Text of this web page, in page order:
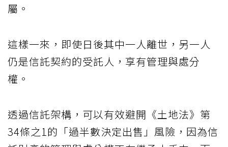
屬。
這樣一來，即使日後其中一人離世，另一人
仍是信託契約的受託人，享有管理與處分
權。
透過信託架構，可以有效避開《土地法》第
34條之1的「過半數決定出售」風險，因為信